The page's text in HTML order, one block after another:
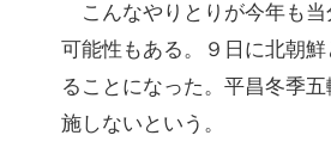
こんなやりとりが今年も当
可能性もある。９日に北朝
ることになった。平昌冬季
施しないという。